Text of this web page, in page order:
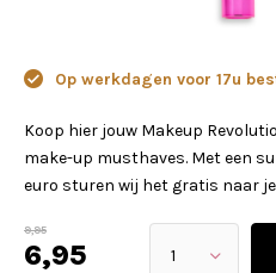
Op werkdagen voor 17u
Koop hier jouw Makeup
make-up musthaves. Met een
euro sturen wij het gratis naar
9,95
6,95